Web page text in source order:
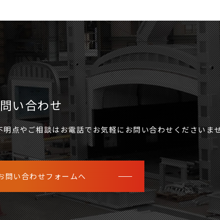
い合わせ
明点やご相談はお電話でお気軽にお問い合わせくださいま
問い合わせフォームへ